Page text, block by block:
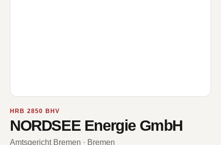
HRB 2850 BHV
NORDSEE Energie GmbH
Amtsgericht Bremen · Bremen